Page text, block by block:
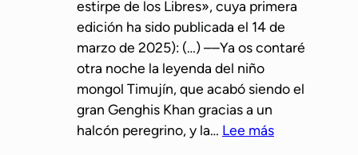
i
z
r
e
a
l
–
h
i
s
t
ó
r
estirpe de los Libres», cuya primera
edición ha sido publicada el 14 de
marzo de 2025): (…) ––Ya os contaré
otra noche la leyenda del niño
mongol Timujín, que acabó siendo el
gran Genghis Khan gracias a un
halcón peregrino, y la… Lee más: